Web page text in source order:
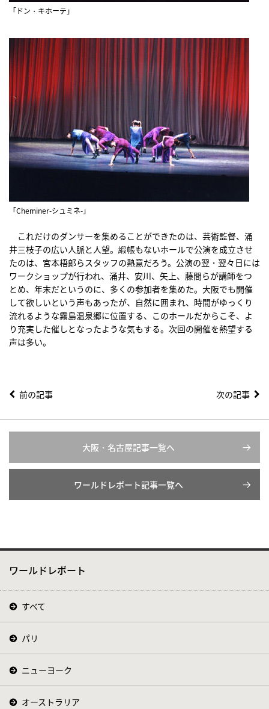
「ドン・キホーテ」
「Cheminer-シュミネ-」
これだけのダンサーを集めることができたのは、芸術監督、涌
井三枝子の広い人脈と人望。緞帳もないホールで公演を成立させ
たのは、宮本梧郎らスタッフの熱意だろう。公演の翌・翌々日には
ワークショップが行われ、涌井、安川、矢上、藤間らが講師をつ
とめ、年末だというのに、多くの参加者を集めた。大阪でも開催
して欲しいという声もあったが、自然に囲まれ、時間がゆっくり
流れるような霧島温泉郷に位置する、このホールだからこそ、よ
り充実した催しとなったような気もする。次回の開催を熱望する
声は多い。
前の記事 次の記事
大阪・名古屋記事一覧へ
ワールドレポート記事一覧へ
ワールドレポート
すべて
パリ
ニューヨーク
オーストラリア